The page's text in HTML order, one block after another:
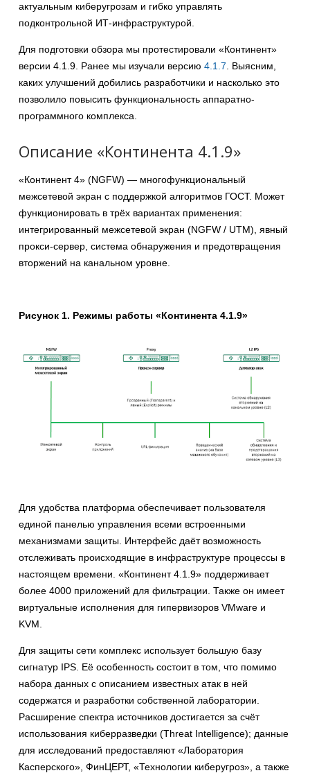
актуальным киберугрозам и гибко управлять
подконтрольной ИТ-инфраструктурой.
Для подготовки обзора мы протестировали «Континент»
версии 4.1.9. Ранее мы изучали версию 4.1.7. Выясним,
каких улучшений добились разработчики и насколько это
позволило повысить функциональность аппаратно-
программного комплекса.
Описание «Континента 4.1.9»
«Континент 4» (NGFW) — многофункциональный
межсетевой экран с поддержкой алгоритмов ГОСТ. Может
функционировать в трёх вариантах применения:
интегрированный межсетевой экран (NGFW / UTM), явный
прокси-сервер, система обнаружения и предотвращения
вторжений на канальном уровне.
Рисунок 1. Режимы работы «Континента 4.1.9»
Для удобства платформа обеспечивает пользователя
единой панелью управления всеми встроенными
механизмами защиты. Интерфейс даёт возможность
отслеживать происходящие в инфраструктуре процессы в
настоящем времени. «Континент 4.1.9» поддерживает
более 4000 приложений для фильтрации. Также он имеет
виртуальные исполнения для гипервизоров VMware и
KVM.
Для защиты сети комплекс использует большую базу
сигнатур IPS. Её особенность состоит в том, что помимо
набора данных с описанием известных атак в ней
содержатся и разработки собственной лаборатории.
Расширение спектра источников достигается за счёт
использования киберразведки (Threat Intelligence); данные
для исследований предоставляют «Лаборатория
Касперского», ФинЦЕРТ, «Технологии киберугроз», а также